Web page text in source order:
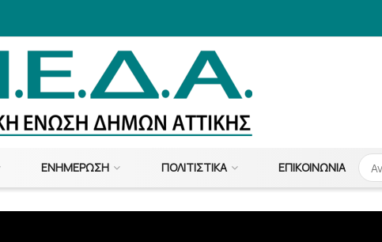
ΕΝΗΜΈΡΩΣΗ ΠΟΛΙΤΙΣΤΙΚΆ ΕΠΙΚΟΙΝΩΝΊΑ